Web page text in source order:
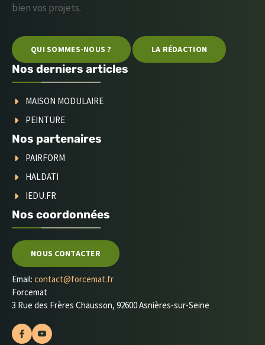
bien vos projets.
QUI SOMMES-NOUS ? LA RÉDACTION
Nos derniers articles
MAISON MODULAIRE
PEINTURE
Nos partenaires
PAIRFORM
HALDATI
IEDU.FR
Nos coordonnées
NOUS CONTACTER
Email: contact@forcemat.fr
Forcemat
3 Rue des Frères Chausson, 92600 Asnières-sur-Seine